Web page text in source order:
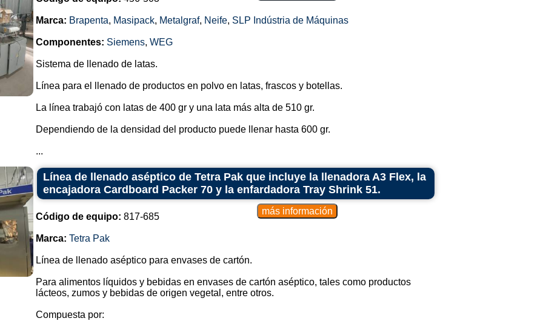
Marca: Brapenta, Masipack, Metalgraf, Neife, SLP Indústria de Máquinas
Componentes: Siemens, WEG
Sistema de llenado de latas.
Línea para el llenado de productos en polvo en latas, frascos y botellas.
La línea trabajó con latas de 400 gr y una lata más alta de 510 gr.
Dependiendo de la densidad del producto puede llenar hasta 600 gr.
...
Línea de llenado aséptico de Tetra Pak que incluye la llenadora A3 Flex, la
encajadora Cardboard Packer 70 y la enfardadora Tray Shrink 51.
Código de equipo: 817-685
Marca: Tetra Pak
Línea de llenado aséptico para envases de cartón.
Para alimentos líquidos y bebidas en envases de cartón aséptico, tales como productos
lácteos, zumos y bebidas de origen vegetal, entre otros.
Compuesta por: